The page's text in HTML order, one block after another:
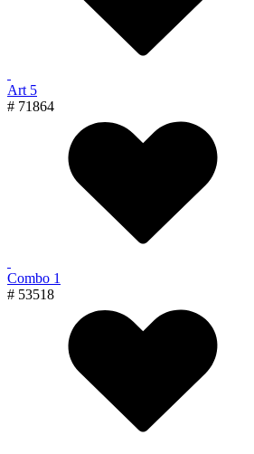
Art 5
# 71864
Combo 1
# 53518